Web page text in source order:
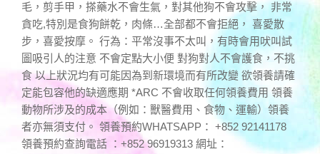
毛，剪手甲，搽藥水不會生氣，對其他狗不會攻擊， 非常
貪吃,特別是食狗餅乾，肉條…全部都不會拒絕， 喜愛散
步，喜愛按摩。 行為：平常沒事不太叫，有時會用吠叫試
圖吸引人的注意 不會定點大小便 對狗對人不會護食，不挑
食 以上狀況均有可能因為到新環境而有所改變 欲領養請確
定能包容他的缺適應期 *ARC 不會收取任何領養費用 領養
動物所涉及的成本（例如：獸醫費用、食物、運輸）領養
者亦無須支付。 領養預約WHATSAPP： +852 92141178
領養預約查詢電話 ：+852 96919313 網址：